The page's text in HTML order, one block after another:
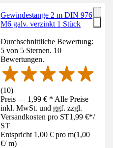
Gewindestange 2 m DIN 976
M6 galv. verzinkt 1 Stück
Durchschnittliche Bewertung:
5 von 5 Sternen. 10
Bewertungen.
(10)
Preis — 1,99 € * Alle Preise
inkl. MwSt. und ggf. zzgl.
Versandkosten pro ST1,99 €*/
ST
Entspricht 1,00 € pro m(1,00
€/ m)